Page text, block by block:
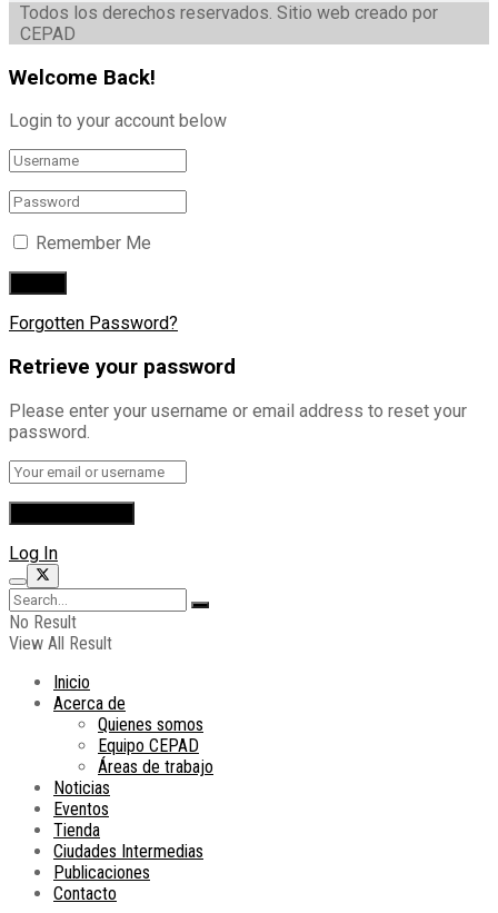
Todos los derechos reservados. Sitio web creado por
CEPAD
Welcome Back!
Login to your account below
Remember Me
Forgotten Password?
Retrieve your password
Please enter your username or email address to reset your
password.
Log In
No Result
View All Result
Inicio
Acerca de
Quienes somos
Equipo CEPAD
Áreas de trabajo
Noticias
Eventos
Tienda
Ciudades Intermedias
Publicaciones
Contacto